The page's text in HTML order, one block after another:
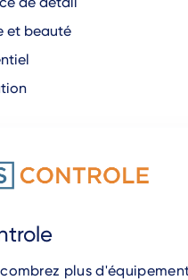
et beauté
plus